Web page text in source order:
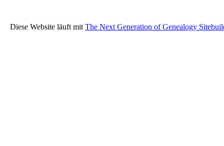
Diese Website läuft mit The Next Generation of Genealogy